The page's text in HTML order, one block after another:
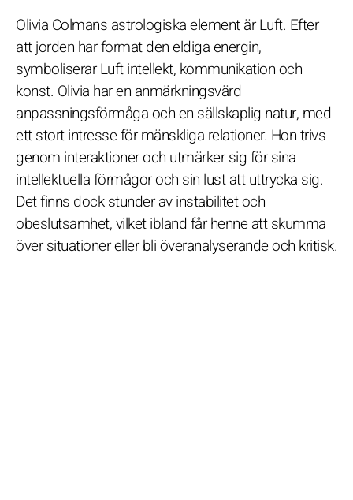
Olivia Colmans astrologiska element är Luft. Efter
att jorden har format den eldiga energin,
symboliserar Luft intellekt, kommunikation och
konst. Olivia har en anmärkningsvärd
anpassningsförmåga och en sällskaplig natur, med
ett stort intresse för mänskliga relationer. Hon trivs
genom interaktioner och utmärker sig för sina
intellektuella förmågor och sin lust att uttrycka sig.
Det finns dock stunder av instabilitet och
obeslutsamhet, vilket ibland får henne att skumma
över situationer eller bli överanalyserande och kritisk.